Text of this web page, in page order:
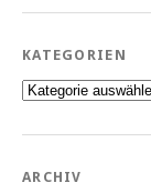
KATEGORIEN
Kategorien
ARCHIV